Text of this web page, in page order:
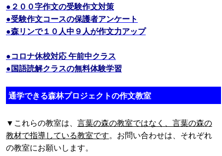
●２００字作文の受験作文対策
●受験作文コースの保護者アンケート
●森リンで１０人中９人が作文力アップ
●コロナ休校対応 午前中クラス
●国語読解クラスの無料体験学習
通学できる森林プロジェクトの作文教室
▼これらの教室は、 言葉の森の教室ではなく、言葉の森の
教材で指導している教室です。お問い合わせは、それぞれ
の教室にお願いします。